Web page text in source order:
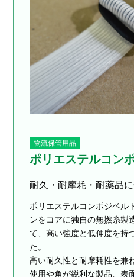
物流保管用品
ポリエステルコン
耐久・耐摩耗・耐薬品
ポリエステルコンポジベル
ンをコアに独自の無撚糸製
て、高い強度と低伸度を持
た。
高い耐久性と耐摩耗性を兼
使用や角が鋭利な製品、表